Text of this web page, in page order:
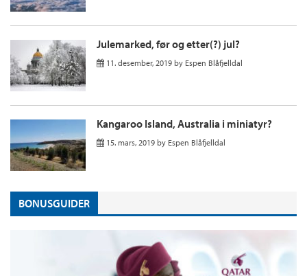
Julemarked, før og etter(?) jul?
11. desember, 2019 by Espen Blåfjelldal
Kangaroo Island, Australia i miniatyr?
15. mars, 2019 by Espen Blåfjelldal
BONUSGUIDER